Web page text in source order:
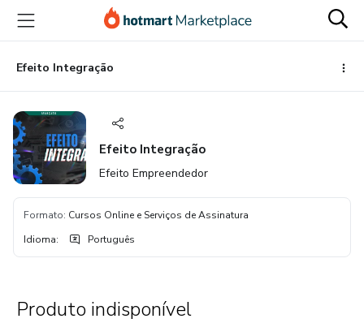
para
conteúdo
principal
para
pagamento
para
rodapé
Efeito Integração
Efeito Integração
Efeito Empreendedor
Formato: Cursos Online e Serviços de Assinatura
Idioma: Português
Produto indisponível